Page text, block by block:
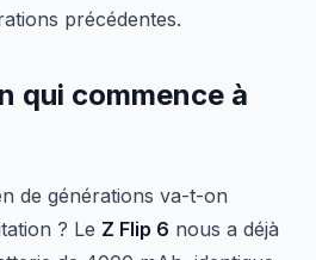
précédentes.
qui commence à
de générations va-t-on
? Le Z Flip 6 nous a déjà